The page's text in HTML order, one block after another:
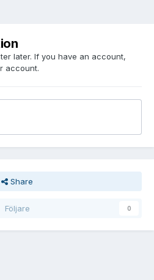
later. If you have an account,
account.
Share
Följare 0